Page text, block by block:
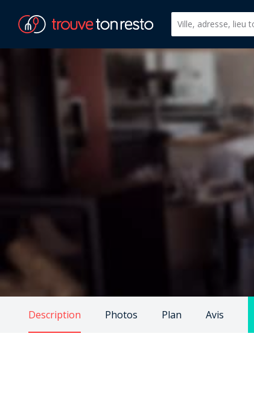
Description Photos Plan Avis